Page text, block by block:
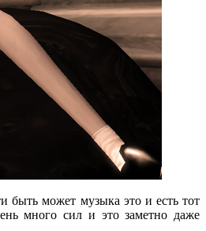
быть может музыка это и есть тот
много сил и это заметно даже